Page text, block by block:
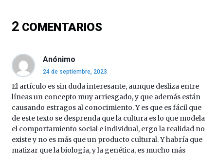
16
4
de
octubre.
La
organizada
por
la
Cátedra…
2 COMENTARIOS
Anónimo
24 de septiembre, 2023
El artículo es sin duda interesante, aunque desliza entre
líneas un concepto muy arriesgado, y que además están
causando estragos al conocimiento. Y es que es fácil que
de este texto se desprenda que la cultura es lo que modela
el comportamiento social e individual, ergo la realidad no
existe y no es más que un producto cultural. Y habría que
matizar que la biología, y la genética, es mucho más